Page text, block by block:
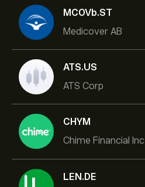
MCOVb.ST
Medicover AB
ATS.US
ATS Corp
CHYM
Chime Financial Inc
LEN.DE